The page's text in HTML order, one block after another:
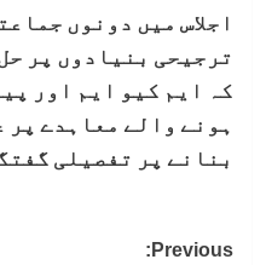
اجلاس میں دونوں
ترجیحی بنیادوں پر
کہ ایم کیو ایم اور
ہونے والے معاہدے
بنانے پر تفصیلی
Post
Previous: